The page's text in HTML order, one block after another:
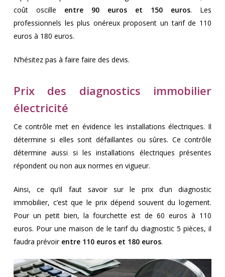
coût oscille entre 90 euros et 150 euros. Les
professionnels les plus onéreux proposent un tarif de 110
euros à 180 euros.
N’hésitez pas à faire faire des devis.
Prix des diagnostics immobilier
électricité
Ce contrôle met en évidence les installations électriques. Il
détermine si elles sont défaillantes ou sûres. Ce contrôle
détermine aussi si les installations électriques présentes
répondent ou non aux normes en vigueur.
Ainsi,ce qu’il faut savoir sur le prix d’un diagnostic
immobilier, c’est que le prix dépend souvent du logement.
Pour un petit bien, la fourchette est de 60 euros à 110
euros. Pour une maison de le tarif du diagnostic 5 pièces, il
faudra prévoir entre 110 euros et 180 euros.